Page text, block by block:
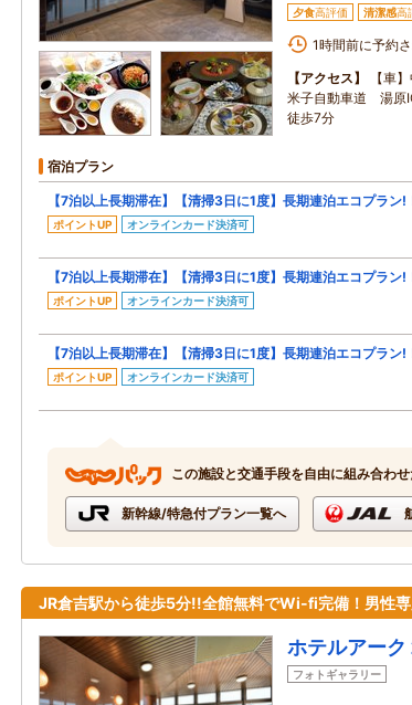
夕食高評価 清潔感高
1時間前に予約
【アクセス】
【車
米子自動車道 湯
徒歩7分
宿泊プラン
【7泊以上長期滞在】【清掃3日に1度】長期連泊エコプラン!
ポイントUP オンラインカード決済可
【7泊以上長期滞在】【清掃3日に1度】長期連泊エコプラン!
ポイントUP オンラインカード決済可
【7泊以上長期滞在】【清掃3日に1度】長期連泊エコプラン!
ポイントUP オンラインカード決済可
この施設と交通手段を自由に組み合わ
新幹線/特急付プラン一覧へ
JR倉吉駅から徒歩5分!!全館無料でWi-fi完備！男性専
ホテルアーク
フォトギャラリー